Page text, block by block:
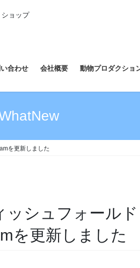
ョップ
合わせ 会社概要 動物プロダクショ
を更新しました
ッシュフォール
を更新しました